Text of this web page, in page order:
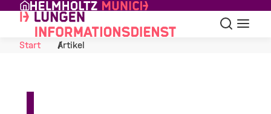
Skip to Content
Suche
Start
Artikel